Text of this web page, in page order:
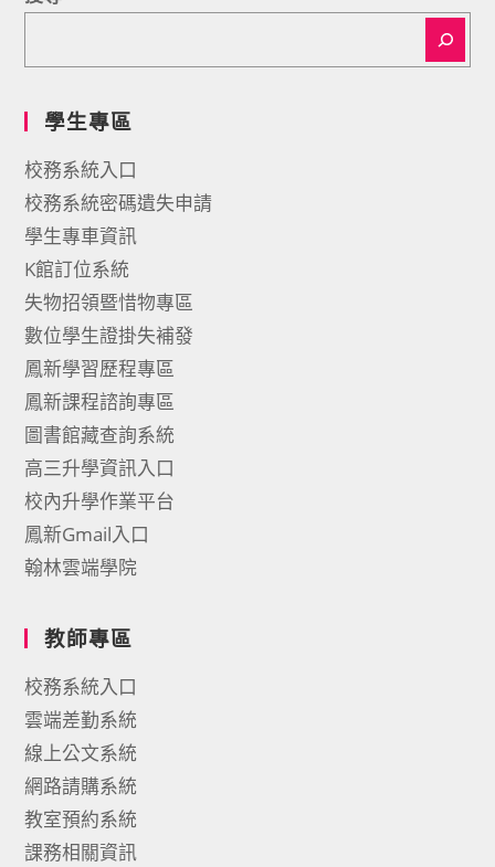
學生專區
校務系統入口
校務系統密碼遺失申請
學生專車資訊
K館訂位系統
失物招領暨惜物專區
數位學生證掛失補發
鳳新學習歷程專區
鳳新課程諮詢專區
圖書館藏查詢系統
高三升學資訊入口
校內升學作業平台
鳳新Gmail入口
翰林雲端學院
教師專區
校務系統入口
雲端差勤系統
線上公文系統
網路請購系統
教室預約系統
課務相關資訊